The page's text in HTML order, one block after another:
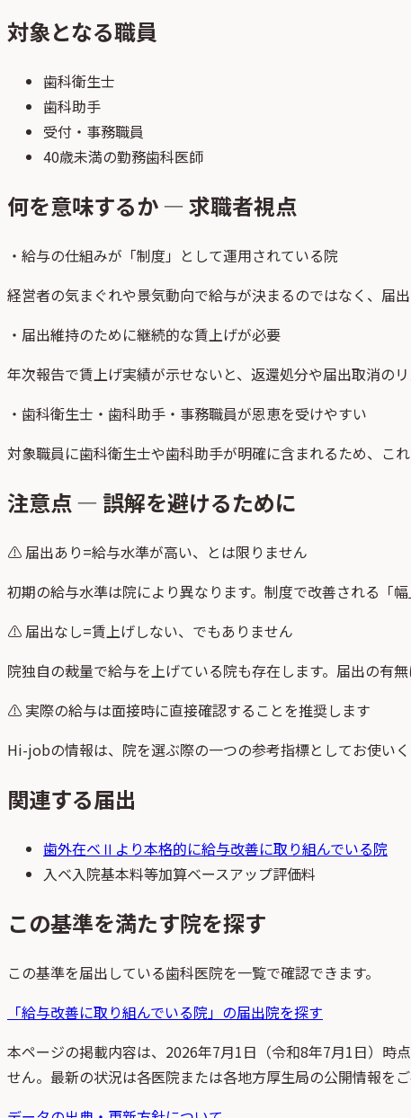
対象となる職員
歯科衛生士
歯科助手
受付・事務職員
40歳未満の勤務歯科医師
何を意味するか — 求職者視点
・ 給与の仕組みが「制度」として運用されている院
経営者の気まぐれや景気動向で給与が決まるのではなく、届
・ 届出維持のために継続的な賃上げが必要
年次報告で賃上げ実績が示せないと、返還処分や届出取消の
・ 歯科衛生士・歯科助手・事務職員が恩恵を受けやすい
対象職員に歯科衛生士や歯科助手が明確に含まれるため、こ
注意点 — 誤解を避けるために
⚠ 届出あり=給与水準が高い、とは限りません
初期の給与水準は院により異なります。制度で改善される「
⚠ 届出なし=賃上げしない、でもありません
院独自の裁量で給与を上げている院も存在します。届出の有
⚠ 実際の給与は面接時に直接確認することを推奨します
Hi-jobの情報は、院を選ぶ際の一つの参考指標としてお使いく
関連する届出
歯外在ベⅡ より本格的に給与改善に取り組んでいる院
入ベ入院基本料等加算ベースアップ評価料
この基準を満たす院を探す
この基準を届出している歯科医院を一覧で確認できます。
「給与改善に取り組んでいる院 」の届出院を探す
本ページの掲載内容は、 2026年7月1日 （令和8年7月1日）時点
せん。最新の状況は各医院または各地方厚生局の公開情報をご